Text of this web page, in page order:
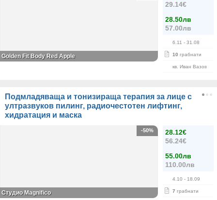
29.14€
28.50лв
57.00лв
6.11 - 31.08
10 грабнати
кв. Иван Вазов
Golden Fit Body Red Apple
Подмладяваща и тонизираща терапия за лице с
ултразвуков пилинг, радиочестотен лифтинг,
хидратация и маска
28.12€
56.24€
55.00лв
110.00лв
4.10 - 18.09
7 грабнати
-50%
Студио Magnifico